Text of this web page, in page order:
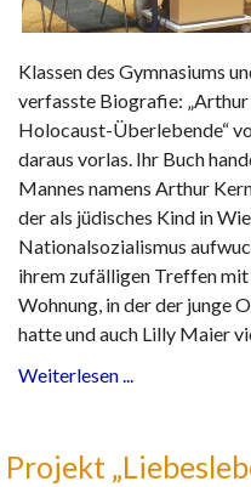
Klassen des Gymnasiums
verfasste Biografie:
Holocaust-Überlebende“
daraus vorlas. Ihr Buch
Mannes namens Arthur
der als jüdisches Kind in
Nationalsozialismus
ihrem zufälligen Treffen
Wohnung, in der der junge
hatte und auch Lilly Maier
Weiterlesen ...
Projekt